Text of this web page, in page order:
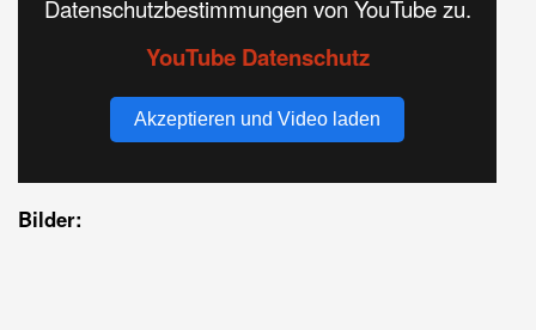
Datenschutzbestimmungen von YouTube zu.
YouTube Datenschutz
Akzeptieren und Video laden
Bilder: